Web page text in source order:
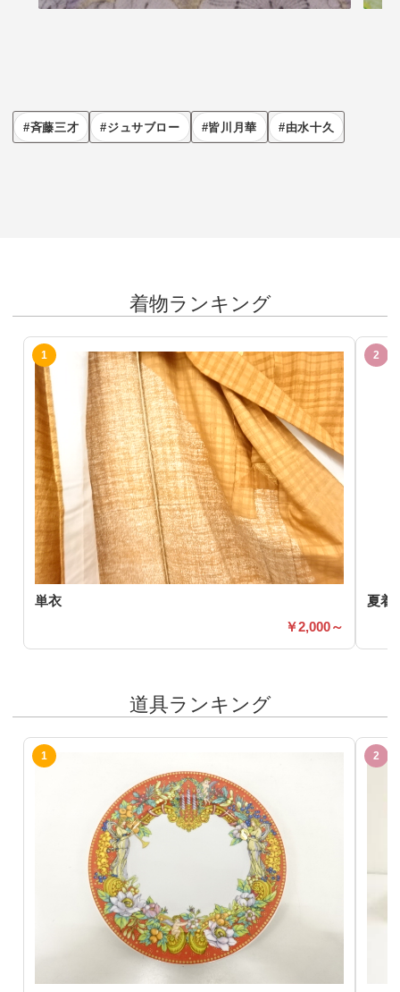
斉藤三才 ジュサブロー 皆川月華 由水十久
着物ランキング
単衣
2,000～
夏着
道具ランキング